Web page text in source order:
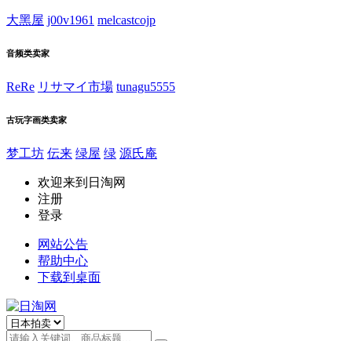
大黑屋 j00v1961 melcastcojp
音频类卖家
ReRe リサマイ市場 tunagu5555
古玩字画类卖家
梦工坊 伝来 绿屋 绿 源氏庵
欢迎来到日淘网
注册
登录
网站公告
帮助中心
下载到桌面